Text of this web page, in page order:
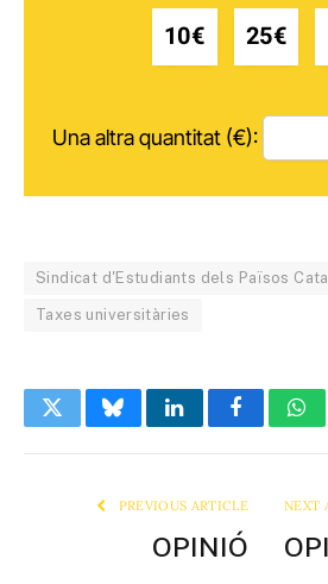
10€ 25€
Una altra quantitat (€):
Sindicat d'Estudiants dels Països
Taxes universitàries
TwitterBlueskyLinkedInFacebook
PREVIOUS ARTICLE
OPINIÓ
NEXT